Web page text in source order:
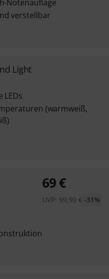
Notenauflage
verstellbar
Light
LEDs
(warmweiß,
69€
UVP: 99,90 € -31%